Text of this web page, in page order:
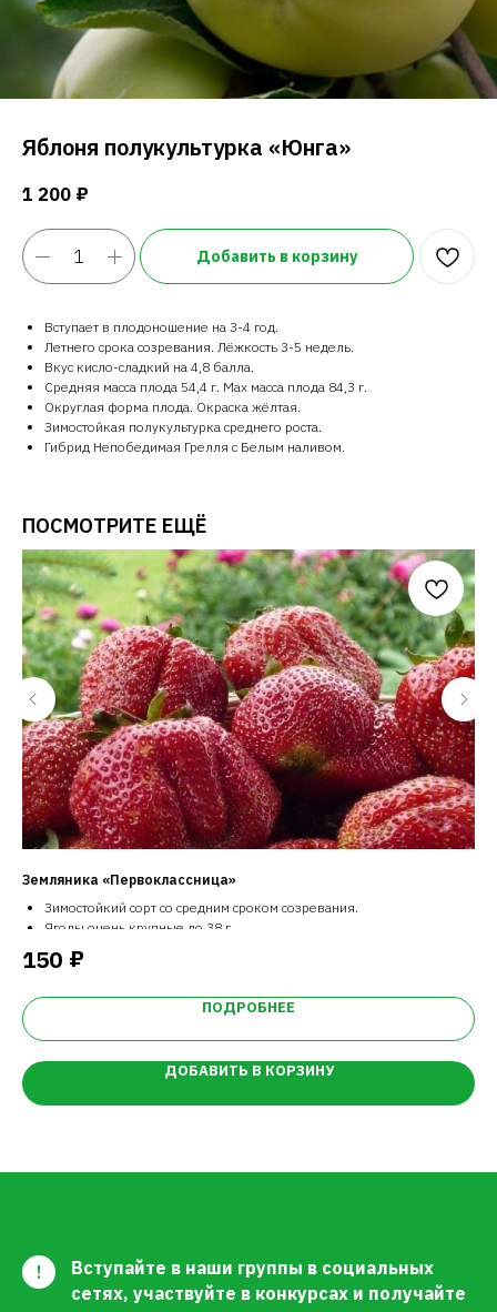
Яблоня полукультурка «Юнга»
1 200 ₽
Добавить в корзину
Вступает в плодоношение на 3-4 год.
Летнего срока созревания. Лёжкость 3-5 недель.
Вкус кисло-сладкий на 4,8 балла.
Средняя масса плода 54,4 г. Max масса плода 84,3 г.
Округлая форма плода. Окраска жёлтая.
Зимостойкая полукультурка среднего роста.
Гибрид Непобедимая Грелля с Белым наливом.
ПОСМОТРИТЕ ЕЩЁ
Земляника «Первоклассница»
Зимостойкий сорт со средним сроком созревания.
Ягоды очень крупные до 38 г.
Устойчив к заболеваниям
150 ₽
ПОДРОБНЕЕ
ДОБАВИТЬ В КОРЗИНУ
!
Вступайте в наши группы в социальных
сетях, участвуйте в конкурсах и получайте